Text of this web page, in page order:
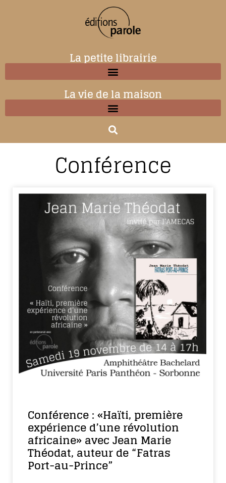
La petite librairie
La vie de la maison
Conférence
Conférence : «Haïti, première
expérience d’une révolution
africaine» avec Jean Marie
Théodat, auteur de “Fatras
Port-au-Prince”